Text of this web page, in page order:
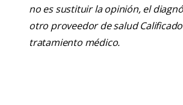
no es sustituir la opinión, el
otro proveedor de salud
tratamiento médico.